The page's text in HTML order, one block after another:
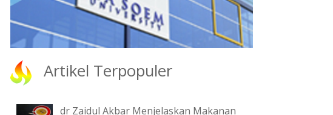
Artikel Terpopuler
dr Zaidul Akbar Menjelaskan Makanan